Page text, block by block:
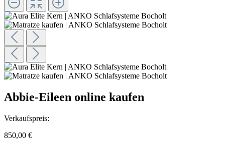
Abbie-Eileen online kaufen
Verkaufspreis:
850,00 €